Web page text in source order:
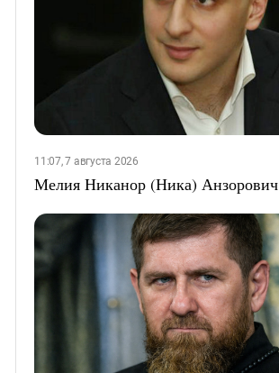
11:07, 7 августа 2026
Мелия Никанор (Ника) Анзорович